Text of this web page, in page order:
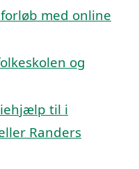
med online
og
til i
Randers